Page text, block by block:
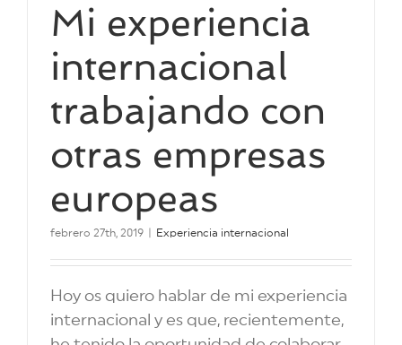
Mi experiencia
internacional
trabajando con
otras empresas
europeas
febrero 27th, 2019 Experiencia internacional
Hoy os quiero hablar de mi experiencia
internacional y es que, recientemente,